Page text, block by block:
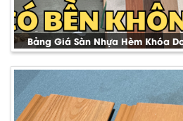
Bảng Giá Sàn Nhựa Hèm Khóa